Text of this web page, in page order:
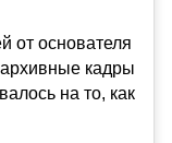
от основателя
кадры
на то, как